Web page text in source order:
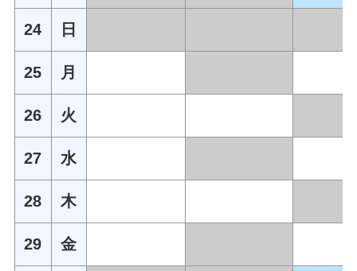
24 日
25 月
26 火
27 水
28 木
29 金